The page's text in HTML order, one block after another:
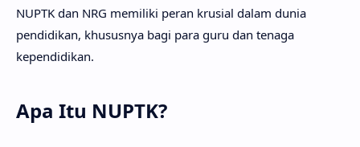
NUPTK dan NRG memiliki peran krusial dalam dunia
pendidikan, khususnya bagi para guru dan tenaga
kependidikan.
Apa Itu NUPTK?